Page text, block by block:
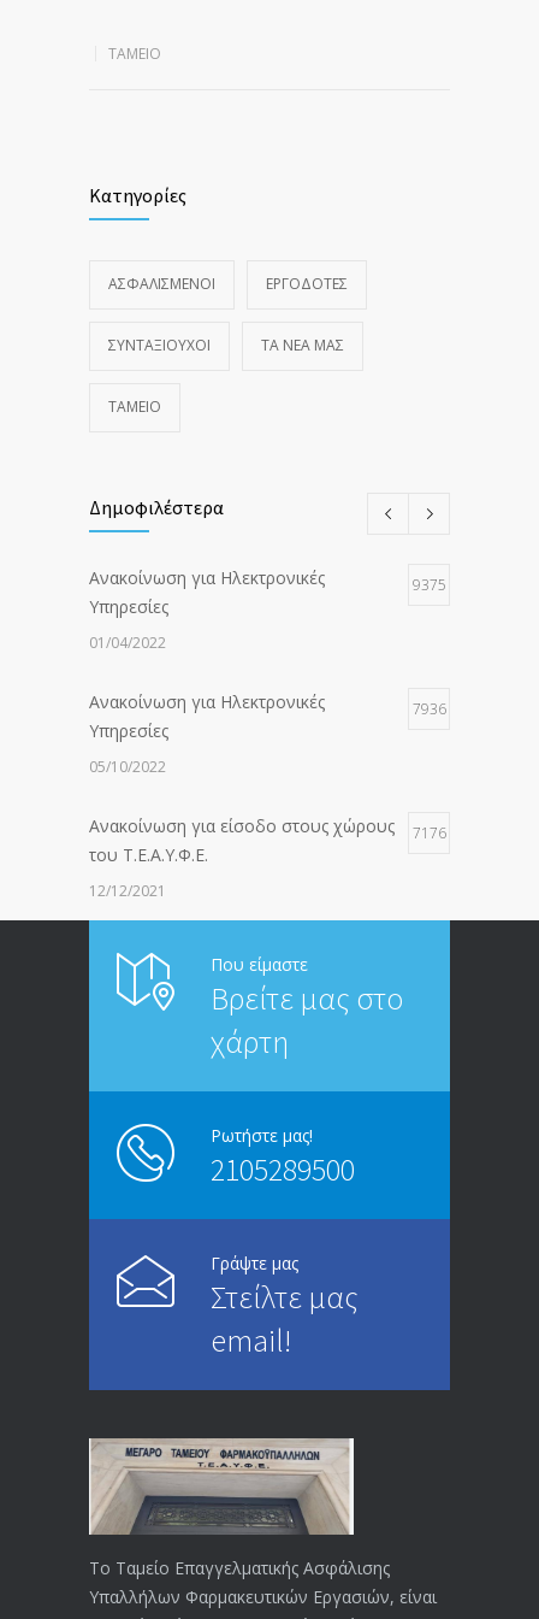
ΤΑΜΕΙΟ
Κατηγορίες
ΑΣΦΑΛΙΣΜΕΝΟΙ ΕΡΓΟΔΟΤΕΣ
ΣΥΝΤΑΞΙΟΥΧΟΙ ΤΑ ΝΈΑ ΜΑΣ
ΤΑΜΕΙΟ
Δημοφιλέστερα
Ανακοίνωση για Ηλεκτρονικές
Υπηρεσίες
9375
01/04/2022
Ανακοίνωση για Ηλεκτρονικές
Υπηρεσίες
7936
05/10/2022
Ανακοίνωση για είσοδο στους χώρους
του Τ.Ε.Α.Υ.Φ.Ε.
7176
12/12/2021
ΑΝΑΚΟΙΝΩΣΗ ΠΡΟΣ ΣΥΝΤΑΞΙΟΥΧΟΥΣ
20/12/2019
Επίδομα ανεργίας: Υπολογισμός βάσει
ΕΝΗΜΕΡΩΣΗ ΠΡΟΣ ΣΥΝΤΑΞΙΟΥΧΟΥΣ
18/12/2019
ΑΝΑΚΟΙΝΩΣΗ
20/12/2019
Που είμαστε
Βρείτε μας στο
χάρτη
Ρωτήστε μας!
2105289500
Γράψτε μας
Στείλτε μας
email!
Το Ταμείο Επαγγελματικής Ασφάλισης
Υπαλλήλων Φαρμακευτικών Εργασιών, είναι